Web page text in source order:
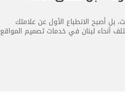
بل أصبح الانطباع الأول عن علامتك
أنحاء لبنان في خدمات تصميم المواقع